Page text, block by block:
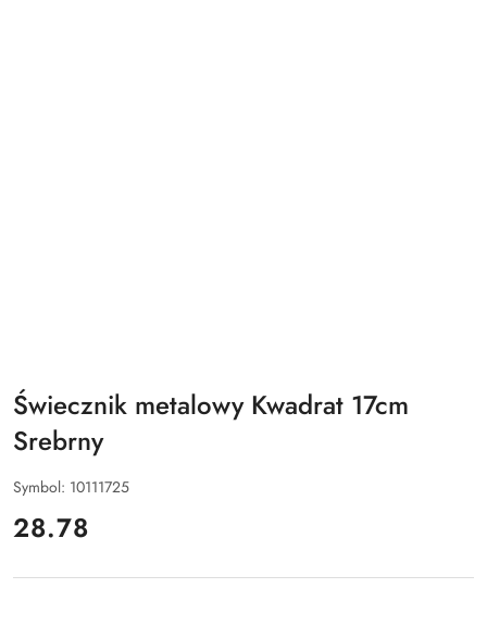
Świecznik metalowy Kwadrat 17cm
Srebrny
Symbol: 10111725
cena:
28.78